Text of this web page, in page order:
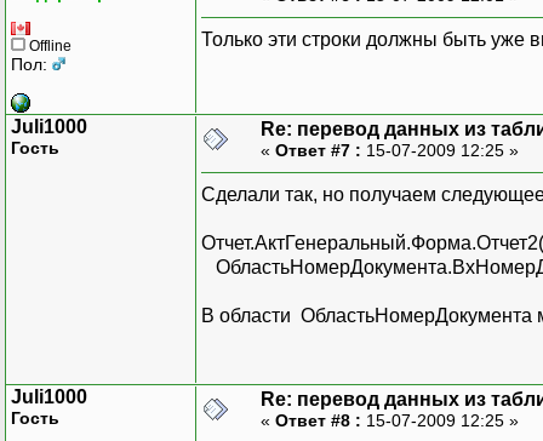
Offline
Пол:
Только эти строки должны быть уже
Juli1000
Гость
Re: перевод данных из
« Ответ #7 : 15-07-2009 12:25 »
Сделали так, но получаем
В области ОбластьНомерДокумента
Juli1000
Гость
Re: перевод данных из
« Ответ #8 : 15-07-2009 12:25 »